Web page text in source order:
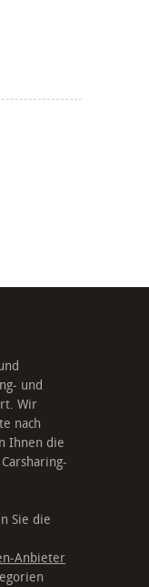
und
Wir
nach
Ihnen die
Sie die
Anbieter